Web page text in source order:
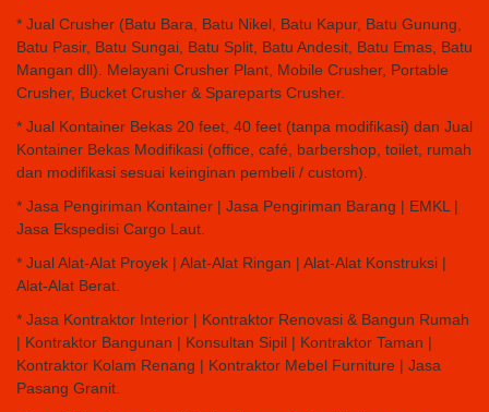
* Jual Crusher (Batu Bara, Batu Nikel, Batu Kapur, Batu Gunung,
Batu Pasir, Batu Sungai, Batu Split, Batu Andesit, Batu Emas, Batu
Mangan dll). Melayani Crusher Plant, Mobile Crusher, Portable
Crusher, Bucket Crusher & Spareparts Crusher.
* Jual Kontainer Bekas 20 feet, 40 feet (tanpa modifikasi) dan Jual
Kontainer Bekas Modifikasi (office, café, barbershop, toilet, rumah
dan modifikasi sesuai keinginan pembeli / custom).
* Jasa Pengiriman Kontainer | Jasa Pengiriman Barang | EMKL |
Jasa Ekspedisi Cargo Laut.
* Jual Alat-Alat Proyek | Alat-Alat Ringan | Alat-Alat Konstruksi |
Alat-Alat Berat.
* Jasa Kontraktor Interior | Kontraktor Renovasi & Bangun Rumah
| Kontraktor Bangunan | Konsultan Sipil | Kontraktor Taman |
Kontraktor Kolam Renang | Kontraktor Mebel Furniture | Jasa
Pasang Granit.